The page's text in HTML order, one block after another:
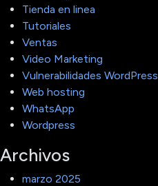
Tienda en linea
Tutoriales
Ventas
Video Marketing
Vulnerabilidades WordPress
Web hosting
WhatsApp
Wordpress
Archivos
marzo 2025